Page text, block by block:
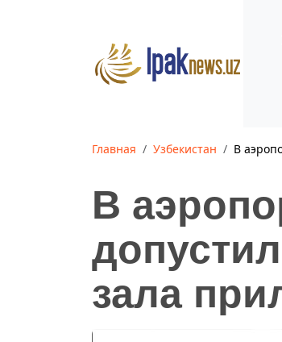
Главная Узбекистан В
В
зала